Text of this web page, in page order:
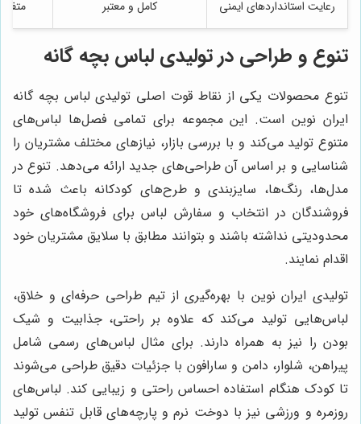
رعایت استانداردهای ایمنی کامل و معتبر
تنوع و طراحی در تولیدی لباس بچه گانه
تنوع محصولات یکی از نقاط قوت اصلی تولیدی لباس بچه گانه
ایران نوین است. این مجموعه برای تمامی فصل‌ها لباس‌های
متنوع تولید می‌کند و با بررسی بازار، نیازهای مختلف مشتریان را
شناسایی و بر اساس آن طراحی‌های جدید ارائه می‌دهد. تنوع در
مدل‌ها، رنگ‌ها، سایزبندی و طرح‌های کودکانه باعث شده تا
فروشندگان در انتخاب و سفارش لباس برای فروشگاه‌های خود
محدودیتی نداشته باشند و بتوانند مطابق با سلایق مشتریان خود
اقدام نمایند.
تولیدی ایران نوین با بهره‌گیری از تیم طراحی حرفه‌ای و خلاق،
لباس‌هایی تولید می‌کند که علاوه بر راحتی، جذابیت و شیک
بودن را نیز به همراه دارند. برای مثال لباس‌های رسمی شامل
پیراهن، شلوار، دامن و سارافون با جزئیات دقیق طراحی می‌شوند
تا کودک هنگام استفاده احساس راحتی و زیبایی کند. لباس‌های
روزمره و ورزشی نیز با دوخت نرم و پارچه‌های قابل تنفس تولید